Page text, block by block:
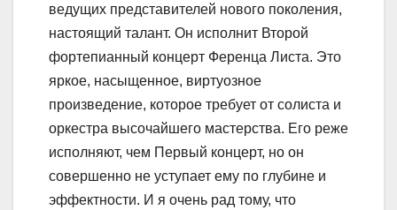
ведущих представителей нового поколения,
настоящий талант. Он исполнит Второй
фортепианный концерт Ференца Листа. Это
яркое, насыщенное, виртуозное
произведение, которое требует от солиста и
оркестра высочайшего мастерства. Его реже
исполняют, чем Первый концерт, но он
совершенно не уступает ему по глубине и
эффектности. И я очень рад тому, что